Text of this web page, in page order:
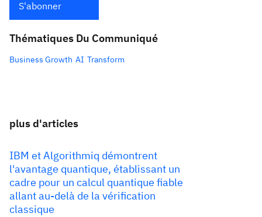
S'abonner
Thématiques Du Communiqué
Business Growth AI Transform
plus d'articles
IBM et Algorithmiq démontrent
l'avantage quantique, établissant un
cadre pour un calcul quantique fiable
allant au-delà de la vérification
classique